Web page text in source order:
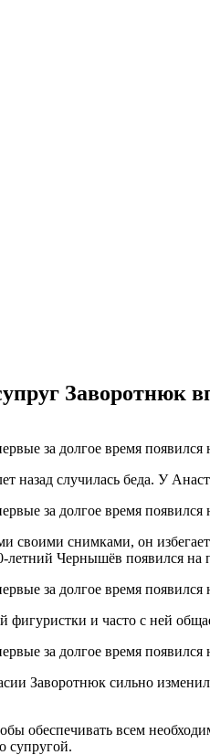
Заворотнюк
назад случилась беда. У
снимками, он
летний Чернышёв появился
фигуристки и часто с ней
Заворотнюк сильно
обеспечивать всем
супругой.